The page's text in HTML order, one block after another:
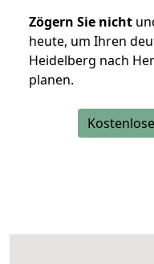
Zögern Sie nicht
heute, um Ihren
Heidelberg nach
planen.